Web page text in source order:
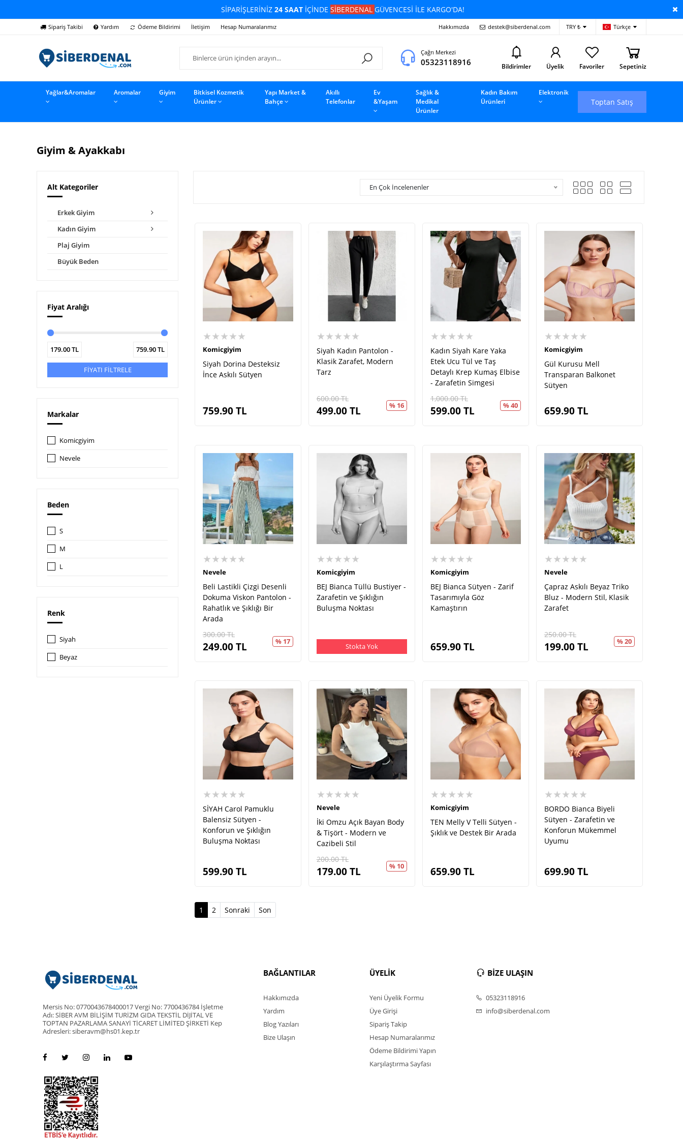
SİPARİŞLERİNİZ 24 SAATİÇİNDE SİBERDENAL GÜVENCESİ İLE KARGO'DA!
Sipariş Takibi Yardım Ödeme Bildirimi İletişim Hesap Numaralarımız Hakkımızda destek@siberdenal.com TRY ₺ Türkçe
Çağrı Merkezi
05323118916 Bildirimler Üyelik Favoriler Sepetiniz
Yağlar&Aromalar Aromalar Giyim
Bitkisel Kozmetik
Ürünler
Yapı Market &
Bahçe
Akıllı
Telefonlar
Ev
&Yaşam
Sağlık &
Medikal
Ürünler
Kadın Bakım
Ürünleri
Elektronik
Toptan Satış
Giyim & Ayakkabı
Alt Kategoriler
Erkek Giyim
Kadın Giyim
Plaj Giyim
Büyük Beden
Fiyat Aralığı
179.00TL 759.90TL
FİYATI FİLTRELE
Markalar
Komicgiyim
Nevele
Beden
S
M
L
Renk
Siyah
Beyaz
En Çok İncelenenler
★★★★★
Komicgiyim
Siyah Dorina Desteksiz
İnce Askılı Sütyen
759.90TL
★★★★★
Siyah Kadın Pantolon -
Klasik Zarafet, Modern
Tarz
600.00TL
499.00TL % 16
★★★★★
Kadın Siyah Kare Yaka
Etek Ucu Tül ve Taş
Detaylı Krep Kumaş Elbise
- Zarafetin Simgesi
1,000.00TL
599.00TL % 40
★★★★★
Komicgiyim
Gül Kurusu Mell
Transparan Balkonet
Sütyen
659.90TL
★★★★★
Nevele
Beli Lastikli Çizgi Desenli
Dokuma Viskon Pantolon -
Rahatlık ve Şıklığı Bir
Arada
300.00TL
249.00TL % 17
★★★★★
Komicgiyim
BEJ Bianca Tüllü Bustiyer -
Zarafetin ve Şıklığın
Buluşma Noktası
Stokta Yok
★★★★★
Komicgiyim
BEJ Bianca Sütyen - Zarif
Tasarımıyla Göz
Kamaştırın
659.90TL
★★★★★
Nevele
Çapraz Askılı Beyaz Triko
Bluz - Modern Stil, Klasik
Zarafet
250.00TL
199.00TL % 20
★★★★★
SİYAH Carol Pamuklu
Balensiz Sütyen -
Konforun ve Şıklığın
Buluşma Noktası
599.90TL
★★★★★
Nevele
İki Omzu Açık Bayan Body
& Tişört - Modern ve
Cazibeli Stil
200.00TL
179.00TL % 10
★★★★★
Komicgiyim
TEN Melly V Telli Sütyen -
Şıklık ve Destek Bir Arada
659.90TL
★★★★★
BORDO Bianca Biyeli
Sütyen - Zarafetin ve
Konforun Mükemmel
Uyumu
699.90TL
1 (current)
2 Sonraki Son
Mersis No: 0770043678400017 Vergi No: 7700436784 İşletme
Adı: SİBER AVM BİLİŞİM TURİZM GIDA TEKSTİL DİJİTAL VE
TOPTAN PAZARLAMA SANAYİ TİCARET LİMİTED ŞİRKETİ Kep
Adresleri: siberavm@hs01.kep.tr
BAĞLANTILAR
Hakkımızda
Yardım
Blog Yazıları
Bize Ulaşın
ÜYELİK
Yeni Üyelik Formu
Üye Girişi
Sipariş Takip
Hesap Numaralarımız
Ödeme Bildirimi Yapın
Karşılaştırma Sayfası
BİZE ULAŞIN
05323118916
info@siberdenal.com